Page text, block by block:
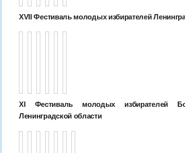
XVII Фестиваль молодых избирателей
XI Фестиваль молодых избирателей
Ленинградской области